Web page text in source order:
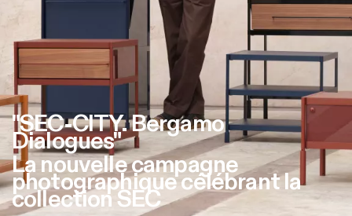
"SEC-CITY. Bergamo
Dialogues"
La nouvelle campagne
photographique célébrant la
collection SEC